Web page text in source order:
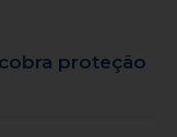
proteção